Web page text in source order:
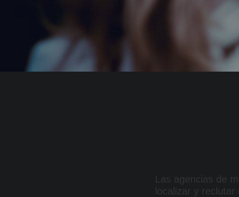
Las agencias de
localizar y